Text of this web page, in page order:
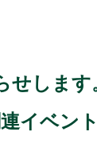
します
イベン